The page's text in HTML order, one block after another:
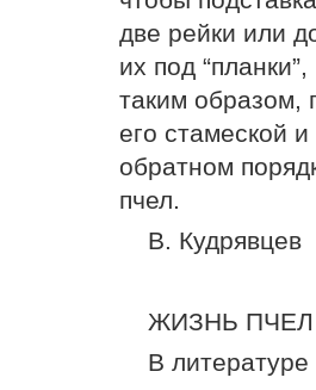
две рейки или
их под
таким образом,
его стамеской
обрат­ном
пчел.
В. Кудрявцев
ЖИЗНЬ
В литературе